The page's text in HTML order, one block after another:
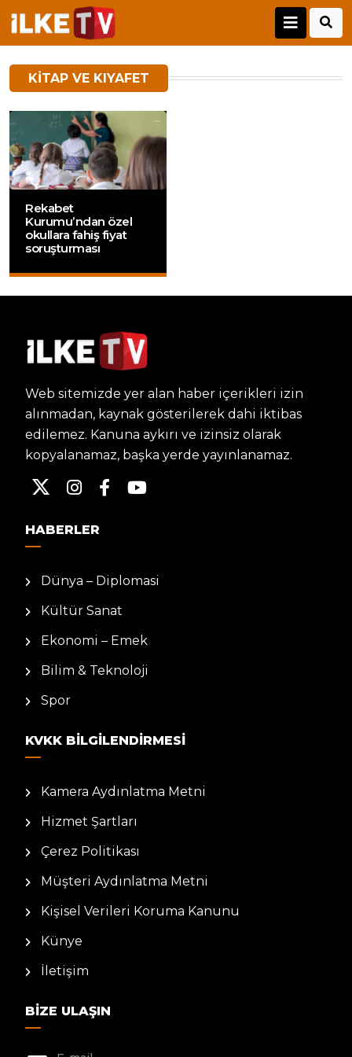
KITAP VE KIYAFET
Rekabet
Kurumu’ndan özel
okullara fahiş fiyat
soruşturması
Web sitemizde yer alan haber içerikleri izin
alınmadan, kaynak gösterilerek dahi iktibas
edilemez. Kanuna aykırı ve izinsiz olarak
kopyalanamaz, başka yerde yayınlanamaz.
HABERLER
Dünya – Diplomasi
Kültür Sanat
Ekonomi – Emek
Bilim & Teknoloji
Spor
KVKK BILGILENDIRMESI
Kamera Aydınlatma Metni
Hizmet Şartları
Çerez Politikası
Müşteri Aydınlatma Metni
Kişisel Verileri Koruma Kanunu
Künye
İletişim
BIZE ULAŞIN